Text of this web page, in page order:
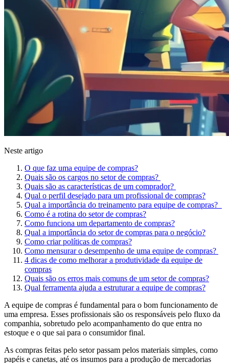
Neste artigo
O que faz uma equipe de compras?
Quais são os cargos no setor de compras?
Quais são as características de um comprador?
Qual o perfil desejado para um profissional de compras?
Qual a importância do treinamento para equipe de compras?
Como é a rotina do setor de compras?
Como funciona um departamento de compras?
Qual a importância do setor de compras para o negócio?
Como criar políticas de compras?
Como mensurar o desempenho de uma equipe de compras?
4 dicas de como melhorar a produtividade da equipe de
compras
Quais são os erros mais comuns de um setor de compras?
Qual ferramenta ajuda a estruturar a equipe de compras?
A equipe de compras é fundamental para o bom funcionamento de
uma empresa. Esses profissionais são os responsáveis pelo fluxo da
companhia, sobretudo pelo acompanhamento do que entra no
estoque e o que sai para o consumidor final.
As compras feitas pelo setor passam pelos materiais simples, como
papéis e canetas, até os insumos para a produção de mercadorias